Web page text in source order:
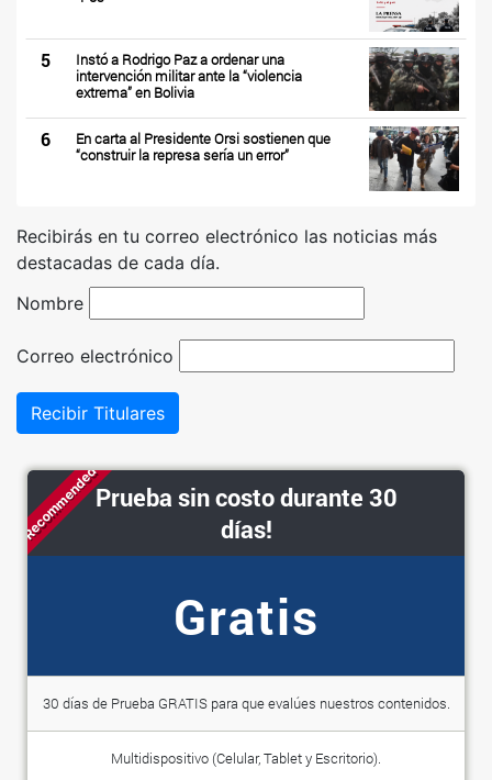
5
Instó a Rodrigo Paz a ordenar una
intervención militar ante la “violencia
extrema” en Bolivia
6
En carta al Presidente Orsi sostienen que
“construir la represa sería un error”
Recibirás en tu correo electrónico las noticias más
destacadas de cada día.
Nombre
Correo electrónico
Recibir Titulares
RecommendedPrueba sin costo durante 30
días!
Gratis
30 días de Prueba GRATIS para que evalúes nuestros contenidos.
Multidispositivo (Celular, Tablet y Escritorio).